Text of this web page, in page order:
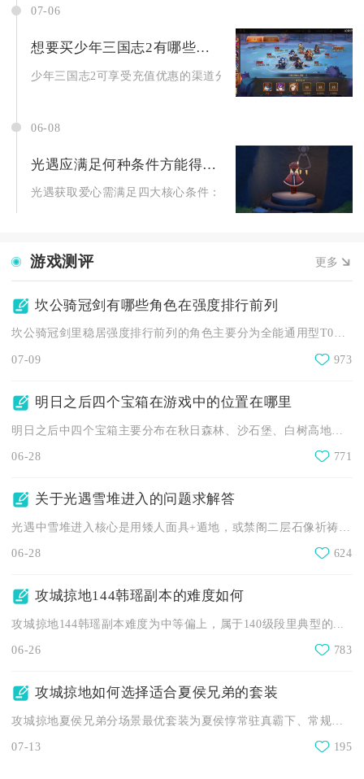
07-06
想要买少年三国志2有哪些地方有优惠
少年三国志2可享受充值优惠的渠道分为官方自有福利渠道、第
06-08
光遇应满足何种条件方能得到心
光遇获取爱心需满足四大核心条件：拥有足够白蜡烛、解锁先
游戏测评 更多
坎公骑冠剑有哪些角色在强度排行前列
坎公骑冠剑里稳居强度排行前列的角色主要分为全能通用型T0梯队...
07-09 973
明日之后四个宝箱在游戏中的位置在哪里
06-28 771
关于光遇雪堆进入的问题求解答
06-28 624
攻城掠地144韩瑶副本的难度如何
攻城掠地144韩瑶副本难度为中等偏上，属于140级段里典型的...
06-26 783
攻城掠地如何选择适合夏侯兄弟的套装
07-13 195